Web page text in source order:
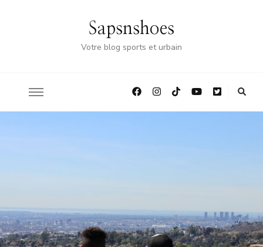
Sapsnshoes
Votre blog sports et urbain